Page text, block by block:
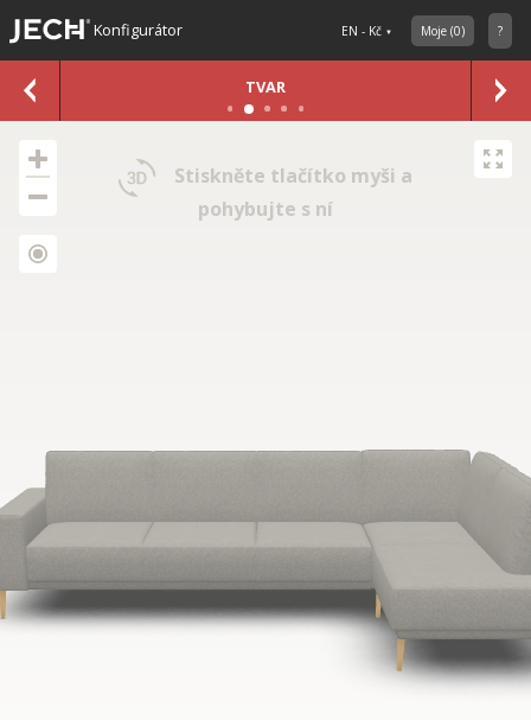
Konfigurátor EN - Kč Moje (0) ?
TVAR
Stiskněte tlačítko myši a
pohybujte s ní